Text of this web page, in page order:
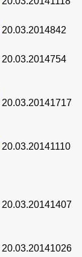
20.03.2014842
20.03.2014754
20.03.20141717
20.03.20141110
20.03.20141407
20.03.20141026